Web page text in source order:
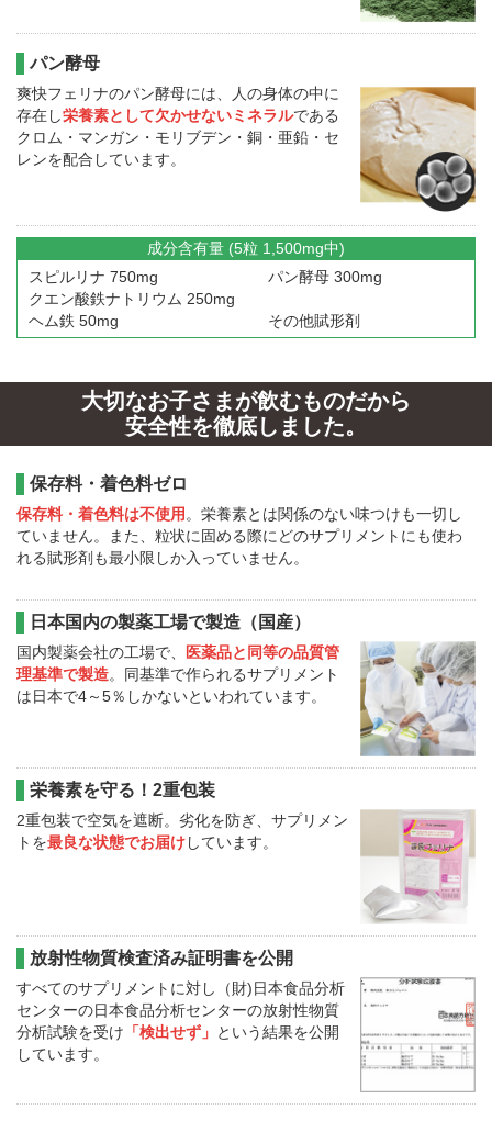
パン酵母
爽快フェリナのパン酵母には、人の身体の中に
存在し栄養素として欠かせないミネラルである
クロム・マンガン・モリブデン・銅・亜鉛・セ
レンを配合しています。
成分含有量 (5粒 1,500mg中)
スピルリナ 750mg
パン酵母 300mg
クエン酸鉄ナトリウム 250mg
ヘム鉄 50mg
その他賦形剤
大切なお子さまが飲むものだから
安全性を徹底しました。
保存料・着色料ゼロ
保存料・着色料は不使用。栄養素とは関係のない味つけも一切し
ていません。また、粒状に固める際にどのサプリメントにも使わ
れる賦形剤も最小限しか入っていません。
日本国内の製薬工場で製造（国産）
国内製薬会社の工場で、
医薬品と同等の品質管
理基準で製造。同基準で作られるサプリメント
は日本で4～5％しかないといわれています。
栄養素を守る！2重包装
2重包装で空気を遮断。劣化を防ぎ、サプリメン
トを最良な状態でお届けしています。
放射性物質検査済み証明書を公開
すべてのサプリメントに対し（財)日本食品分析
センターの日本食品分析センターの放射性物質
分析試験を受け 「検出せず」 という結果を公開
しています。